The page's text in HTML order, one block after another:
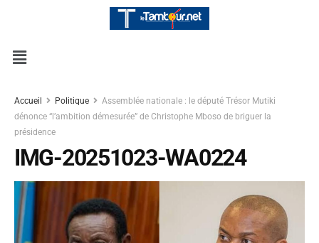
Accueil Politique
Assemblée nationale : le député Trésor Mutiki
dénonce “l’ambition démesurée” de Christophe Mboso de briguer la
présidence
IMG-20251023-WA0224